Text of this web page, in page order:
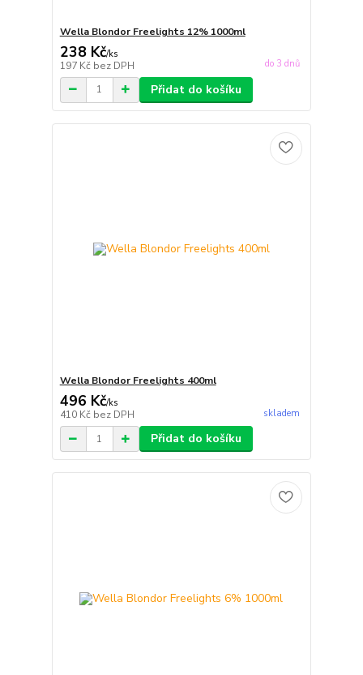
Wella Blondor Freelights 12% 1000ml
238 Kč/ks
197 Kč bez DPH do 3 dnů
Přidat do košíku
Wella Blondor Freelights 400ml
496 Kč/ks
410 Kč bez DPH skladem
Přidat do košíku